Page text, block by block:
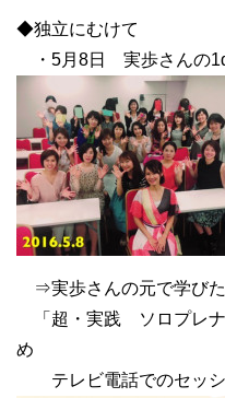
◆独立にむけて
・5月8日 実歩さんの
⇒実歩さんの元で学びた
「超・実践 ソロプレナ
め
テレビ電話でのセッシ